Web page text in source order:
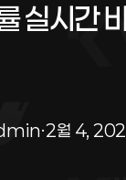
실시간
·2월 4,